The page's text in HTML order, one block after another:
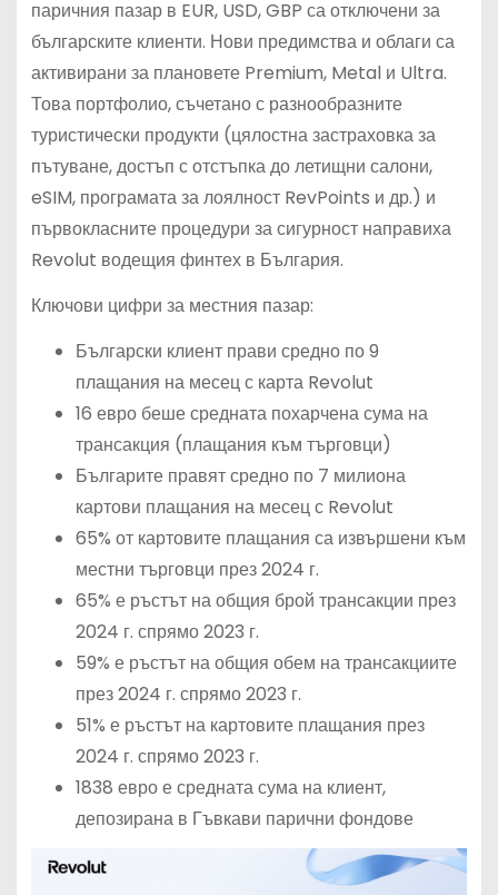
паричния пазар в EUR, USD, GBP са отключени за
българските клиенти. Нови предимства и облаги са
активирани за плановете Premium, Metal и Ultra.
Това портфолио, съчетано с разнообразните
туристически продукти (цялостна застраховка за
пътуване, достъп с отстъпка до летищни салони,
eSIM, програмата за лоялност RevPoints и др.) и
първокласните процедури за сигурност направиха
Revolut водещия финтех в България.
Ключови цифри за местния пазар:
Български клиент прави средно по 9
плащания на месец с карта Revolut
16 евро беше средната похарчена сума на
трансакция (плащания към търговци)
Българите правят средно по 7 милиона
картови плащания на месец с Revolut
65% от картовите плащания са извършени към
местни търговци през 2024 г.
65% е ръстът на общия брой трансакции през
2024 г. спрямо 2023 г.
59% е ръстът на общия обем на трансакциите
през 2024 г. спрямо 2023 г.
51% е ръстът на картовите плащания през
2024 г. спрямо 2023 г.
1838 евро е средната сума на клиент,
депозирана в Гъвкави парични фондове